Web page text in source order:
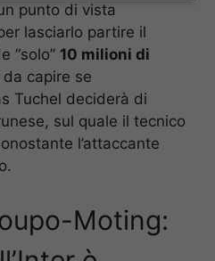
punto di vista
lasciarlo partire il
“solo” 10 milioni di
capire se
Tuchel deciderà di
sul quale il tecnico
l’attaccante
Moting: